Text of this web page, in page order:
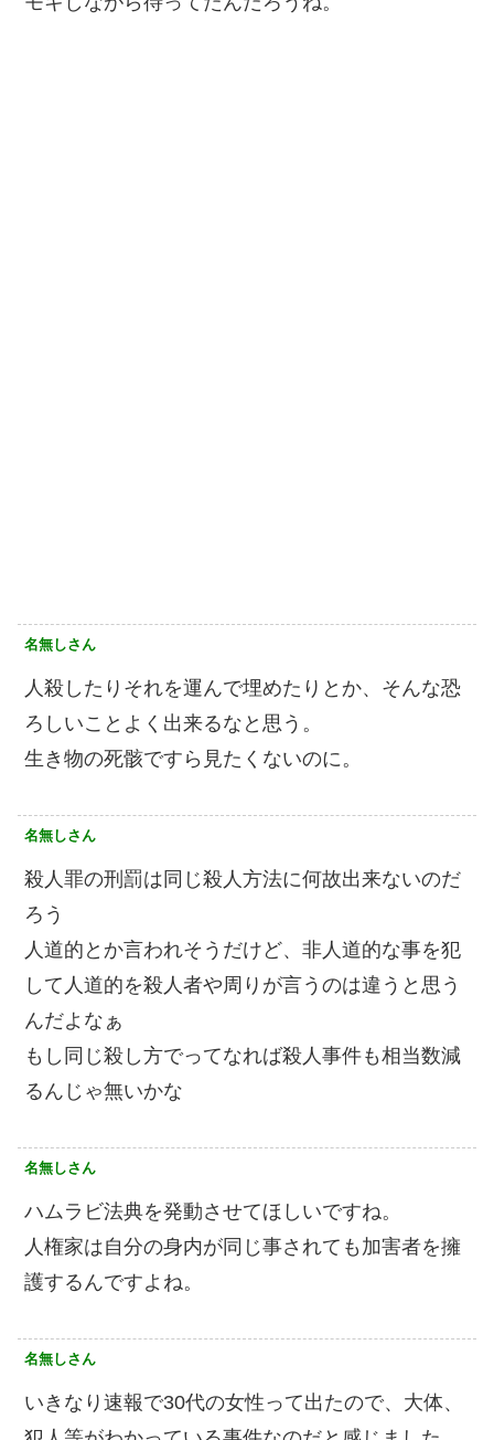
名無しさん
人殺したりそれを運んで埋めたりとか、そんな恐
ろしいことよく出来るなと思う。
生き物の死骸ですら見たくないのに。
名無しさん
殺人罪の刑罰は同じ殺人方法に何故出来ないのだ
ろう
人道的とか言われそうだけど、非人道的な事を犯
して人道的を殺人者や周りが言うのは違うと思う
んだよなぁ
もし同じ殺し方でってなれば殺人事件も相当数減
るんじゃ無いかな
名無しさん
ハムラビ法典を発動させてほしいですね。
人権家は自分の身内が同じ事されても加害者を擁
護するんですよね。
名無しさん
いきなり速報で30代の女性って出たので、大体、